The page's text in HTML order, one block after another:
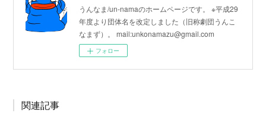
うんなま/un-namaのホームページです。 ※平成29
年度より団体名を改定しました（旧称劇団うんこ
なまず）。 mail:unkonamazu@gmail.com
フォロー
関連記事